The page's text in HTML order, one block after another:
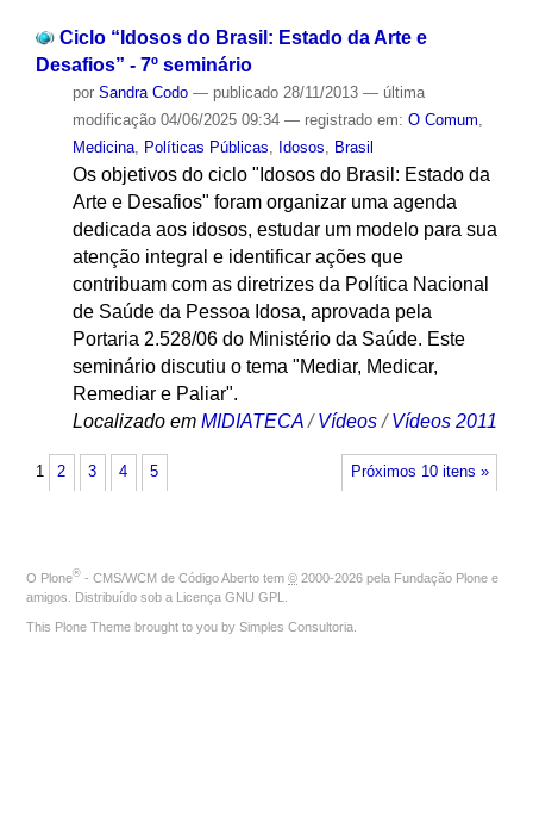
Ciclo “Idosos do Brasil: Estado da Arte e
Desafios” - 7º seminário
por Sandra Codo — publicado28/11/2013 — última
modificação04/06/2025 09:34 — registrado em: O Comum,
Medicina, Políticas Públicas, Idosos, Brasil
Os objetivos do ciclo "Idosos do Brasil: Estado da
Arte e Desafios" foram organizar uma agenda
dedicada aos idosos, estudar um modelo para sua
atenção integral e identificar ações que
contribuam com as diretrizes da Política Nacional
de Saúde da Pessoa Idosa, aprovada pela
Portaria 2.528/06 do Ministério da Saúde. Este
seminário discutiu o tema "Mediar, Medicar,
Remediar e Paliar".
Localizado em MIDIATECA /Vídeos /Vídeos 2011
Próximos 10 itens »
1 2 3 4 5
O Plone® - CMS/WCM de Código Aberto tem © 2000-2026 pela Fundação Plone e
amigos. Distribuído sob a Licença GNU GPL
This Plone Theme brought to you by Simples Consultoria